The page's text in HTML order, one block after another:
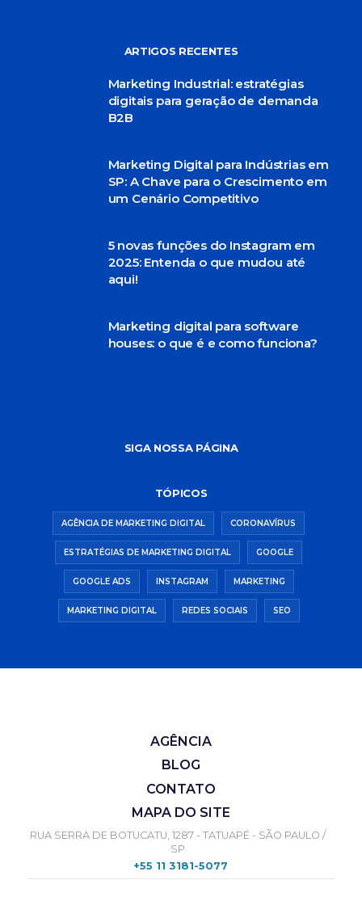
ARTIGOS RECENTES
Marketing Industrial: estratégias
digitais para geração de demanda
B2B
Marketing Digital para Indústrias em
SP: A Chave para o Crescimento em
um Cenário Competitivo
5 novas funções do Instagram em
2025: Entenda o que mudou até
aqui!
Marketing digital para software
houses: o que é e como funciona?
SIGA NOSSA PÁGINA
TÓPICOS
AGÊNCIA DE MARKETING DIGITAL CORONAVÍRUS
ESTRATÉGIAS DE MARKETING DIGITAL GOOGLE
GOOGLE ADS INSTAGRAM MARKETING
MARKETING DIGITAL REDES SOCIAIS SEO
AGÊNCIA
BLOG
CONTATO
MAPA DO SITE
RUA SERRA DE BOTUCATU, 1287 - TATUAPÉ - SÃO PAULO /
SP
+55 11 3181-5077